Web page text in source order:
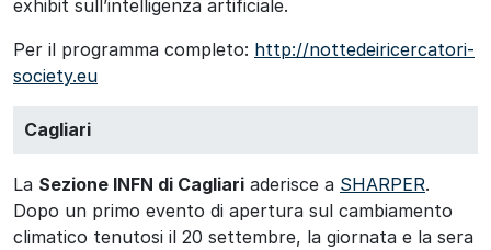
exhibit sull’intelligenza artificiale.
Per il programma completo: http://nottedeiricercatori-
society.eu
Cagliari
La Sezione INFN di Cagliari aderisce a SHARPER.
Dopo un primo evento di apertura sul cambiamento
climatico tenutosi il 20 settembre, la giornata e la sera